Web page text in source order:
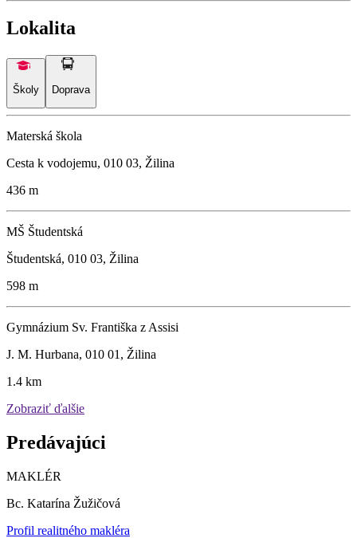
Lokalita
Školy Doprava
Materská škola
Cesta k vodojemu, 010 03, Žilina
436 m
MŠ Študentská
Študentská, 010 03, Žilina
598 m
Gymnázium Sv. Františka z Assisi
J. M. Hurbana, 010 01, Žilina
1.4 km
Zobraziť ďalšie
Predávajúci
MAKLÉR
Bc. Katarína Žužičová
Profil realitného makléra